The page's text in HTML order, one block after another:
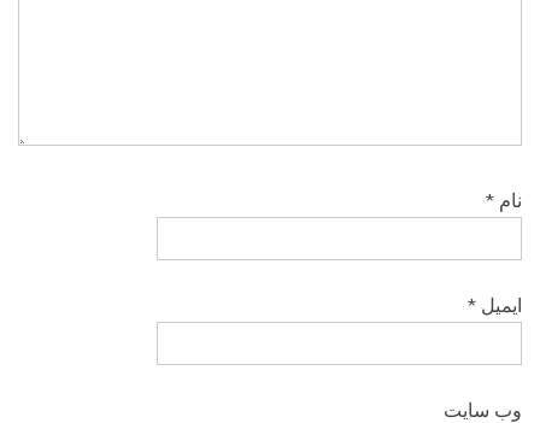
نام *
ایمیل *
وب‌ سایت